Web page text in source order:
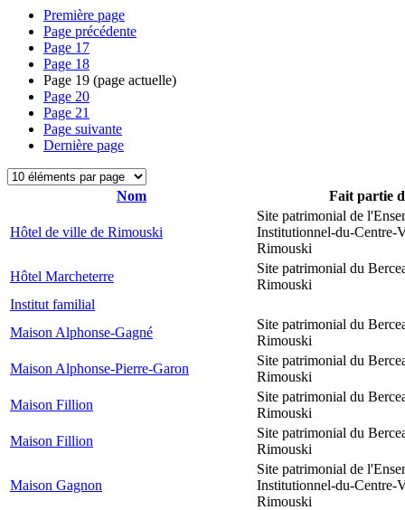
Première page
Page précédente
Page 17
Page 18
Page 19 (page actuelle)
Page 20
Page 21
Page suivante
Dernière page
Nom Fait partie
Hôtel de ville de Rimouski
Site patrimonial de
Institutionnel-du-Centre-
Rimouski
Hôtel Marcheterre
Site patrimonial du
Rimouski
Institut familial
Maison Alphonse-Gagné
Site patrimonial du
Rimouski
Maison Alphonse-Pierre-Garon
Site patrimonial du
Rimouski
Maison Fillion
Site patrimonial du
Rimouski
Maison Fillion
Site patrimonial du
Rimouski
Maison Gagnon
Site patrimonial de
Institutionnel-du-Centre-
Rimouski